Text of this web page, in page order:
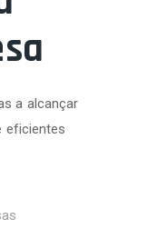
a alcançar
eficientes